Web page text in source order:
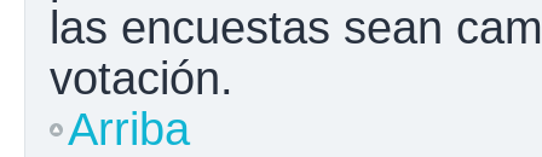
las encuestas sean
votación.
Arriba